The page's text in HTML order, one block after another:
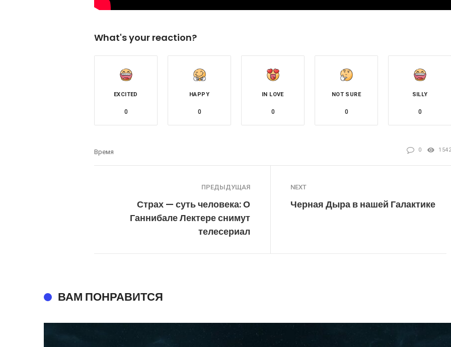
What's your reaction?
EXCITED
0
HAPPY
0
IN LOVE
0
NOT SURE
0
SILLY
0
Время 0 1542
ПРЕДЫДУЩАЯ
Страх — суть человека: О
Ганнибале Лектере снимут
телесериал
NEXT
Черная Дыра в нашей Галактике
ВАМ ПОНРАВИТСЯ